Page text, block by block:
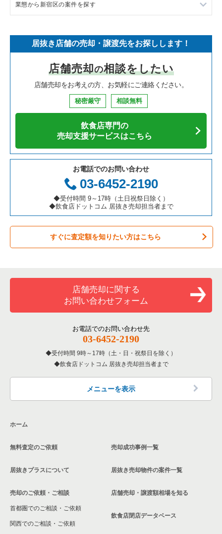
中華の居抜き売却物件の案件一覧
寿司の居抜き売却物件の案件一覧
焼肉の居抜き売却物件の案件一覧
鉄板焼き・お好み焼の居抜き売却物件の案件一覧
カフェの居抜き売却物件の案件一覧
テイクアウトの居抜き売却物件の案件一覧
お弁当・惣菜・デリの居抜き売却物件の案件一覧
カラオケ・パブ・スナックの居抜き売却物件の案件一覧
バーの居抜き売却物件の案件一覧
居酒屋・ダイニングバーの居抜き売却物件の案件一覧
洋食の居抜き売却物件の案件一覧
その他の居抜き売却物件の案件一覧
千葉県の飲食店の居抜き売却物件の案件一覧
神奈川県の飲食店の居抜き売却物件の案件一覧
大阪府の飲食店の居抜き売却物件の案件一覧
兵庫県の飲食店の居抜き売却物件の案件一覧
愛知県の飲食店の居抜き売却物件の案件一覧
岐阜県の飲食店の居抜き売却物件の案件一覧
三重県の飲食店の居抜き売却物件の案件一覧
渋谷区の飲食店の居抜き売却物件の案件一覧
新宿区の飲食店の居抜き売却物件の案件一覧
葛飾区の飲食店の居抜き売却物件の案件一覧
中央区の飲食店の居抜き売却物件の案件一覧
千代田区の飲食店の居抜き売却物件の案件一覧
港区の飲食店の居抜き売却物件の案件一覧
足立区の飲食店の居抜き売却物件の案件一覧
板橋区の飲食店の居抜き売却物件の案件一覧
台東区の飲食店の居抜き売却物件の案件一覧
練馬区の飲食店の居抜き売却物件の案件一覧
北区の飲食店の居抜き売却物件の案件一覧
江戸川区の飲食店の居抜き売却物件の案件一覧
墨田区の飲食店の居抜き売却物件の案件一覧
品川区の飲食店の居抜き売却物件の案件一覧
中野区の飲食店の居抜き売却物件の案件一覧
東京23区のラーメンの居抜き売却物件の案件一覧
東京23区のイタリア料理の居抜き売却物件の案件一覧
東京23区の中華の居抜き売却物件の案件一覧
東京23区のそば・うどんの居抜き売却物件の案件一覧
東京23区の焼肉の居抜き売却物件の案件一覧
東京23区の鉄板焼き・お好み焼の居抜き売却物件の案件一覧
東京23区のアジア料理の居抜き売却物件の案件一覧
東京23区のカフェの居抜き売却物件の案件一覧
東京23区のテイクアウトの居抜き売却物件の案件一覧
東京23区のお弁当・惣菜・デリの居抜き売却物件の案件一覧
東京23区のバーの居抜き売却物件の案件一覧
東京23区の居酒屋・ダイニングバーの居抜き売却物件の案件一
東京23区の専門料理の居抜き売却物件の案件一覧
東京23区の和食の居抜き売却物件の案件一覧
東京23区の洋食の居抜き売却物件の案件一覧
業態から新宿区の案件を探す
新宿区のフランス料理の居抜き売却物件の案件一覧
新宿区のイタリア料理の居抜き売却物件の案件一覧
新宿区の中華の居抜き売却物件の案件一覧
新宿区の寿司の居抜き売却物件の案件一覧
新宿区の焼肉の居抜き売却物件の案件一覧
新宿区の鉄板焼き・お好み焼の居抜き売却物件の案件一覧
新宿区のアジア料理の居抜き売却物件の案件一覧
新宿区のカフェの居抜き売却物件の案件一覧
新宿区のテイクアウトの居抜き売却物件の案件一覧
新宿区のバーの居抜き売却物件の案件一覧
新宿区の居酒屋・ダイニングバーの居抜き売却物件の案件一覧
新宿区の専門料理の居抜き売却物件の案件一覧
新宿区の和食の居抜き売却物件の案件一覧
新宿区の洋食の居抜き売却物件の案件一覧
居抜き店舗の売却・譲渡先をお探しします！
店舗売却の相談をしたい
店舗売却をお考えの方、お気軽にご連絡ください。
秘密厳守 相談無料
飲食店専門の
売却支援サービスはこちら
お電話でのお問い合わせ
03-6452-2190
◆受付時間 9～17時（土日祝祭日除く）
◆飲食店ドットコム 居抜き売却担当者まで
すぐに査定額を知りたい方はこちら
店舗売却に関する
お問い合わせフォーム
お電話でのお問い合わせ先
03-6452-2190
受付時間 9時～17時（土・日・祝祭日を除く）
飲食店ドットコム 居抜き売却担当者まで
メニューを表示
ホーム
無料査定のご依頼
居抜きプラスについて
売却のご依頼・ご相談
首都圏でのご相談・ご依頼
関西でのご相談・ご依頼
売却成功事例一覧
居抜き売却物件の案件一覧
店舗売却・譲渡額相場を知る
飲食店閉店データベース